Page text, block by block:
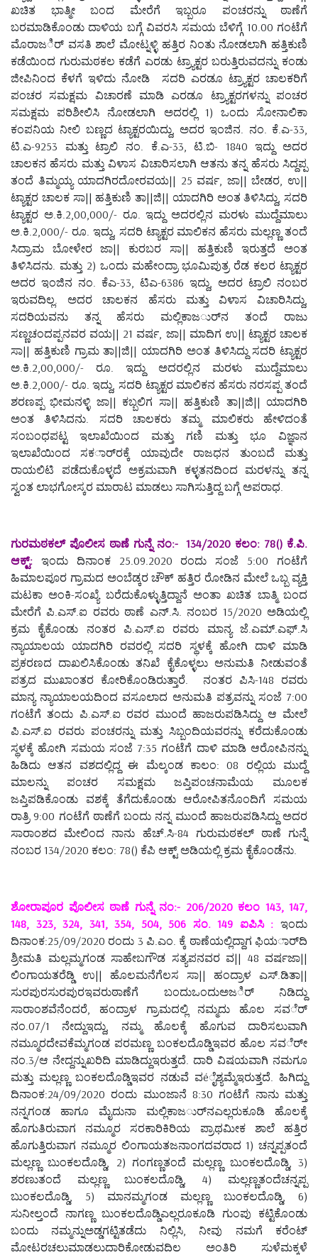
ಖಚಿತ ಭಾತ್ಮೀ ಬಂದ ಮೇರೆಗೆ ಇಬ್ಬರೂ ಪಂಚರನ್ನು ಠಾಣೆಗೆ
ಬರಮಾಡಿಕೊಂಡು ದಾಳಿಯ ಬಗ್ಗೆ ವಿವರಸಿ ಸಮಯ ಬೆಳಿಗ್ಗೆ 10.00 ಗಂಟೆಗೆ
ಮೊರಾಜರ್ಿ ವಸತಿ ಶಾಲೆ ಮೋಟ್ನಳ್ಳಿ ಹತ್ತಿರ ನಿಂತು ನೋಡಲಾಗಿ ಹತ್ತಿಕುಣಿ
ಕಡೆಯಿಂದ ಗುರುಮಠಕಲ ಕಡೆಗೆ ಎರಡು ಟ್ರ್ಯಾಕ್ಟರ ಬರುತ್ತಿರುವದನ್ನು ಕಂಡು
ಜೀಪಿನಿಂದ ಕೆಳಗೆ ಇಳಿದು ನೋಡಿ ಸದರಿ ಎರಡೂ ಟ್ರ್ಯಾಕ್ಟರ ಚಾಲಕರಿಗೆ
ಪಂಚರ ಸಮಕ್ಷಮ ವಿಚಾರಣೆ ಮಾಡಿ ಎರಡೂ ಟ್ರ್ಯಾಕ್ಟರಗಳನ್ನು ಪಂಚರ
ಸಮಕ್ಷಮ ಪರಿಶೀಲಿಸಿ ನೋಡಲಾಗಿ ಅದರಲ್ಲಿ 1) ಒಂದು ಸೋನಾಲಿಕಾ
ಕಂಪನಿಯ ನೀಲಿ ಬಣ್ಣದ ಟ್ಯಾಕ್ಟರಯಿದ್ದು, ಅದರ ಇಂಜಿನ. ನಂ. ಕೆ.ಎ-33,
ಟಿ.ಎ-9253 ಮತ್ತು ಟ್ರಾಲಿ ನಂ. ಕೆ.ಎ-33, ಟಿ.ಬಿ- 1840 ಇದ್ದು ಅದರ
ಚಾಲಕನ ಹೆಸರು ಮತ್ತು ವಿಳಾಸ ವಿಚಾರಿಸಲಾಗಿ ಆತನು ತನ್ನ ಹೆಸರು ಸಿದ್ದಪ್ಪ
ತಂದೆ ತಿಮ್ಮಯ್ಯ ಯಾದಗಿರದೋರವಯ|| 25 ವರ್ಷ, ಜಾ|| ಬೇಡರ, ಉ||
ಟ್ಯಾಕ್ಟರ ಚಾಲಕ ಸಾ|| ಹತ್ತಿಕುಣಿ ತಾ||ಜಿ|| ಯಾದಗಿರಿ ಅಂತ ತಿಳಿಸಿದ್ದು, ಸದರಿ
ಟ್ಯಾಕ್ಟರ ಅ.ಕಿ.2,00,000/- ರೂ. ಇದ್ದು ಅದರಲ್ಲಿನ ಮರಳು ಮುದ್ದೆಮಾಲು
ಅ.ಕಿ.2,000/- ರೂ. ಇದ್ದು, ಸದರಿ ಟ್ಯಾಕ್ಟರ ಮಾಲಿಕನ ಹೆಸರು ಮಲ್ಲಣ್ಣ ತಂದೆ
ಸಿದ್ರಾಮ ಬೋಳೇರ ಜಾ|| ಕುರಬರ ಸಾ|| ಹತ್ತಿಕುಣಿ ಇರುತ್ತದೆ ಅಂತ
ತಿಳಿಸಿದನು. ಮತ್ತು 2) ಒಂದು ಮಹೇಂದ್ರಾ ಭೂಮಿಪುತ್ರ ರೆಡ ಕಲರ ಟ್ಯಾಕ್ಟರ
ಅದರ ಇಂಜಿನ ನಂ. ಕೆಎ-33, ಟಿಎ-6386 ಇದ್ದು, ಅದರ ಟ್ರಾಲಿ ನಂಬರ
ಇರುವದಿಲ್ಲ. ಅದರ ಚಾಲಕನ ಹೆಸರು ಮತ್ತು ವಿಳಾಸ ವಿಚಾರಿಸಿದ್ದು,
ಸದರಿಯವನು ತನ್ನ ಹೆಸರು ಮಲ್ಲಿಕಾಜರ್ುನ ತಂದೆ ರಾಜು
ಸಣ್ಣಚಂದಪ್ಪನವರ ವಯ|| 21 ವರ್ಷ, ಜಾ|| ಮಾದಿಗ ಉ|| ಟ್ಯಾಕ್ಟರ ಚಾಲಕ
ಸಾ|| ಹತ್ತಿಕುಣಿ ಗ್ರಾಮ ತಾ||ಜಿ|| ಯಾದಗಿರಿ ಅಂತ ತಿಳಿಸಿದ್ದು ಸದರಿ ಟ್ಯಾಕ್ಟರ
ಅ.ಕಿ.2,00,000/- ರೂ. ಇದ್ದು ಅದರಲ್ಲಿನ ಮರಳು ಮುದ್ದೆಮಾಲು
ಅ.ಕಿ.2,000/- ರೂ. ಇದ್ದು, ಸದರಿ ಟ್ಯಾಕ್ಟರ ಮಾಲಿಕನ ಹೆಸರು ನರಸಪ್ಪ ತಂದೆ
ಶರಣಪ್ಪ ಭೀಮನಳ್ಳಿ ಜಾ|| ಕಬ್ಬಲಿಗ ಸಾ|| ಹತ್ತಿಕುಣಿ ತಾ||ಜಿ|| ಯಾದಗಿರಿ
ಅಂತ ತಿಳಿಸಿದನು. ಸದರಿ ಚಾಲಕರು ತಮ್ಮ ಮಾಲಿಕರು ಹೇಳಿದಂತೆ
ಸಂಬಂಧಪಟ್ಟ ಇಲಾಖೆಯಿಂದ ಮತ್ತು ಗಣಿ ಮತ್ತು ಭೂ ವಿಜ್ಞಾನ
ಇಲಾಖೆಯಿಂದ ಸಕರ್ಾರಕ್ಕೆ ಯಾವುದೇ ರಾಜಧನ ತುಂಬದೆ ಮತ್ತು
ರಾಯಲಿಟಿ ಪಡೆದುಕೊಳ್ಳದೆ ಅಕ್ರಮವಾಗಿ ಕಳ್ಳತನದಿಂದ ಮರಳನ್ನು ತನ್ನ
ಸ್ವಂತ ಲಾಭಗೋಸ್ಕರ ಮಾರಾಟ ಮಾಡಲು ಸಾಗಿಸುತ್ತಿದ್ದ ಬಗ್ಗೆ ಅಪರಾಧ.
ಗುರಮಠಕಲ್ ಪೊಲೀಸ ಠಾಣೆ ಗುನ್ನೆ ನಂ:- 134/2020 ಕಲಂ: 78() ಕೆ.ಪಿ.
ಆಕ್ಟ್: ಇಂದು ದಿನಾಂಕ 25.09.2020 ರಂದು ಸಂಜೆ 5:00 ಗಂಟೆಗೆ
ಹಿಮಾಲಪೂರ ಗ್ರಾಮದ ಅಂಬೆಡ್ಕರ ಚೌಕ್ ಹತ್ತಿರ ರೋಡಿನ ಮೇಲೆ ಒಬ್ಬ ವ್ಯಕ್ತಿ
ಮಟಕಾ ಅಂಕಿ-ಸಂಖ್ಯೆ ಬರೆದುಕೊಳ್ಳುತ್ತಿದ್ದಾನೆ ಅಂತಾ ಖಚಿತ ಬಾತ್ಮಿ ಬಂದ
ಮೇರೆಗೆ ಪಿ.ಎಸ್.ಐ ರವರು ಠಾಣೆ ಎನ್.ಸಿ. ನಂಬರ 15/2020 ಅಡಿಯಲ್ಲಿ
ಕ್ರಮ ಕೈಕೊಂಡು ನಂತರ ಪಿ.ಎಸ್.ಐ ರವರು ಮಾನ್ಯ ಜೆ.ಎಮ್.ಎಫ್.ಸಿ
ನ್ಯಾಯಾಲಯ ಯಾದಗಿರಿ ರವರಲ್ಲಿ ಸದರಿ ಸ್ಥಳಕ್ಕೆ ಹೋಗಿ ದಾಳಿ ಮಾಡಿ
ಪ್ರಕರಣದ ದಾಖಲಿಸಿಕೊಂಡು ತನಿಖೆ ಕೈಕೊಳ್ಳಲು ಅನುಮತಿ ನೀಡುವಂತೆ
ಪತ್ರದ ಮುಖಾಂತರ ಕೋರಿಕೊಂಡಿರುತ್ತಾರೆ. ನಂತರ ಪಿಸಿ-148 ರವರು
ಮಾನ್ಯ ನ್ಯಾಯಾಲಯದಿಂದ ವಸೂಲಾದ ಅನುಮತಿ ಪತ್ರವನ್ನು ಸಂಜೆ 7:00
ಗಂಟೆಗೆ ತಂದು ಪಿ.ಎಸ್.ಐ ರವರ ಮುಂದೆ ಹಾಜರುಪಡಿಸಿದ್ದು ಆ ಮೇಲೆ
ಪಿ.ಎಸ್.ಐ ರವರು ಪಂಚರನ್ನು ಮತ್ತು ಸಿಬ್ಬಂದಿಯವರನ್ನು ಕರೆದುಕೊಂಡು
ಸ್ಥಳಕ್ಕೆ ಹೋಗಿ ಸಮಯ ಸಂಜೆ 7:35 ಗಂಟೆಗೆ ದಾಳಿ ಮಾಡಿ ಆರೋಪಿನನ್ನು
ಹಿಡಿದು ಆತನ ವಶದಲ್ಲಿದ್ದ ಈ ಮೆಲ್ಕಂಡ ಕಾಲಂ: 08 ರಲ್ಲಿಯ ಮುದ್ದೆ
ಮಾಲನ್ನು ಪಂಚರ ಸಮಕ್ಷಮ ಜಪ್ತಿಪಂಚನಾಮೆಯ ಮೂಲಕ
ಜಪ್ತಿಪಡಿಕೊಂಡು ವಶಕ್ಕೆ ತೆಗೆದುಕೊಂಡು ಆರೋಪಿತನೊಂದಿಗೆ ಸಮಯ
ರಾತ್ರಿ 9:00 ಗಂಟೆಗೆ ಠಾಣೆಗೆ ಬಂದು ನನ್ನ ಮುಂದೆ ಹಾಜರುಪಡಿಸಿದ್ದು ಅದರ
ಸಾರಾಂಶದ ಮೇಲಿಂದ ನಾನು ಹೆಚ್.ಸಿ-84 ಗುರುಮಠಕಲ್ ಠಾಣೆ ಗುನ್ನೆ
ನಂಬರ 134/2020 ಕಲಂ: 78() ಕೆಪಿ ಆಕ್ಟ್ ಅಡಿಯಲ್ಲಿ ಕ್ರಮ ಕೈಕೊಂಡೆನು.
ಶೋರಾಪೂರ ಪೊಲೀಸ ಠಾಣೆ ಗುನ್ನೆ ನಂ:- 206/2020 ಕಲಂ 143, 147,
148, 323, 324, 341, 354, 504, 506 ಸಂ. 149 ಐಪಿಸಿ : ಇಂದು
ದಿನಾಂಕ:25/09/2020 ರಂದು 3 ಪಿ.ಎಂ. ಕ್ಕೆ ಠಾಣೆಯಲ್ಲಿದ್ದಾಗ ಫಿಯರ್ಾದಿ
ಶ್ರೀಮತಿ ಮಲ್ಲಮ್ಮಗಂಡ ಸಾಹೇಬಗೌಡ ಸತ್ಯಪನವರ ವ|| 48 ವರ್ಷಜಾ||
ಲಿಂಗಾಯತರೆಡ್ಡಿ ಉ|| ಹೊಲಮನೆಗೆಲಸ ಸಾ|| ಹಂದ್ರಾಳ ಎಸ್.ಡಿತಾ||
ಸುರಪುರಸುರಪುರಇವರುಠಾಣೆಗೆ ಬಂದುಒಂದುಅಜರ್ಿ ನಿಡಿದ್ದು
ಸಾರಾಂಶವೆನೆಂದರೆ, ಹಂದ್ರಾಳ ಗ್ರಾಮದಲ್ಲಿ ನಮ್ಮದು ಹೊಲ ಸವರ್ೆ
ನಂ.07/1 ನೇದ್ದುಇದ್ದು, ನಮ್ಮ ಹೊಲಕ್ಕೆ ಹೊಗುವ ದಾರಿಸಲುವಾಗಿ
ನಮ್ಮೂರದೇವಕೆಮ್ಮಗಂಡ ಪರಮಣ್ಣ ಬಂಕಲದೊಡ್ಡಿಇವರ ಹೊಲ ಸವರ್ೇ
ನಂ.3/ಆ ನೇದ್ದನ್ನುಖರಿದಿ ಮಾಡಿದ್ದುಇರುತ್ತದೆ. ದಾರಿ ವಿಷಯವಾಗಿ ನಮಗೂ
ಮತ್ತು ಮಲ್ಲಣ್ಣ ಬಂಕಲದೊಡ್ಡಿಇವರ ನಡುವೆ ವéೈಶ್ಯಮ್ಮೆಇರುತ್ತದೆ. ಹಿಗಿದ್ದು
ದಿನಾಂಕ:24/09/2020 ರಂದು ಮುಂಜಾನೆ 8:30 ಗಂಟೆಗೆ ನಾನು ಮತ್ತು
ನನ್ನಗಂಡ ಹಾಗೂ ಮೈದುನಾ ಮಲ್ಲಿಕಾಜರ್ುನಎಲ್ಲರುಕೂಡಿ ಹೊಲಕ್ಕೆ
ಹೊಗುತಿರುವಾಗ ನಮ್ಮೂರ ಸರಕಾರಿಕಿರಿಯ ಪ್ರಾಥಮೀಕ ಶಾಲೆ ಹತ್ತಿರ
ಹೊಗುತ್ತಿರುವಾಗ ನಮ್ಮೂರ ಲಿಂಗಾಯತಜನಾಂಗದವರಾದ 1) ಚನ್ನಪ್ಪತಂದೆ
ಮಲ್ಲಣ್ಣ ಬುಂಕಲದೊಡ್ಡಿ, 2) ಗಂಗಣ್ಣತಂದೆ ಮಲ್ಲಣ್ಣ ಬುಂಕಲದೊಡ್ಡಿ, 3)
ಶರಣುತಂದೆ ಮಲ್ಲಣ್ಣ ಬುಂಕಲದೊಡ್ಡಿ, 4) ಮಲ್ಲಣ್ಣತಂದೆಚನ್ನಪ್ಪ
ಬುಂಕಲದೊಡ್ಡಿ, 5) ಮಾನಮ್ಮಗಂಡ ಮಲ್ಲಣ್ಣ ಬುಂಕಲದೊಡ್ಡಿ, 6)
ಸುನೀಲ್ತಂದೆ ನಾಗಣ್ಣ ಬುಂಕಲದೊಡ್ಡಿಎಲ್ಲರೂಕೂಡಿ ಗುಂಪು ಕಟ್ಟಿಕೊಂಡು
ಬಂದು ನಮ್ಮನ್ನುಅಡ್ಡಗಟ್ಟಿತಡೆದು ನಿಲ್ಲಿಸಿ, ನೀವು ನಮಗೆ ಕರೆಂಟ್
ಮೋಟರಚಲುಮಾಡಲುದಾರಿಕೋಡುವದಿಲ ಅಂತಿರಿ ಸುಳೆಮಕ್ಕಳೆ